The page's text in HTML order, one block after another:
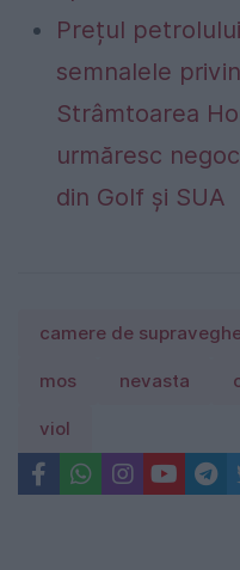
Prețul
semnalele
Strâmtoarea
urmăresc
din Golf și SUA
camere de
mos nevasta
viol